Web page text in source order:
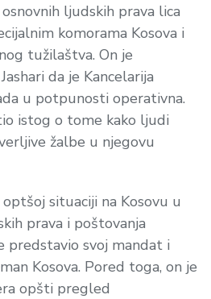
ljudskih prava lica
komorama Kosova i
tužilaštva. On je
da je Kancelarija
u potpunosti operativna.
istog o tome kako ljudi
žalbe u njegovu
situaciji na Kosovu u
prava i poštovanja
predstavio svoj mandat i
Kosova. Pored toga, on je
opšti pregled